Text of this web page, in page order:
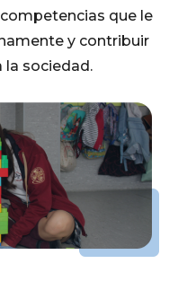
que le
y contribuir
la sociedad.